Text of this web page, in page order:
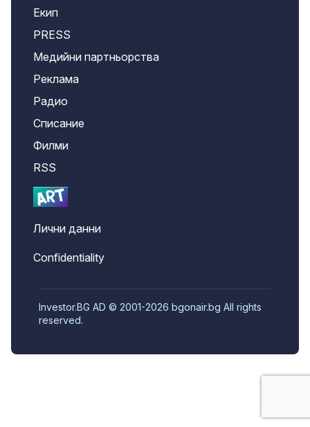
Екип
PRESS
Медийни партньорства
Реклама
Радио
Списание
Филми
RSS
Лични данни
Confidentiality
Investor.BG AD © 2001-2026 bgonair.bg All rights
reserved.